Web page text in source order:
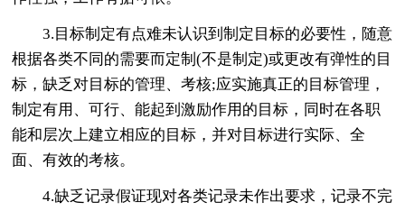
3.目标制定有点难未认识到制定目标的必要性，随意
根据各类不同的需要而定制(不是制定)或更改有弹性的目
标，缺乏对目标的管理、考核;应实施真正的目标管理，
制定有用、可行、能起到激励作用的目标，同时在各职
能和层次上建立相应的目标，并对目标进行实际、全
面、有效的考核。
4.缺乏记录假证现对各类记录未作出要求，记录不完